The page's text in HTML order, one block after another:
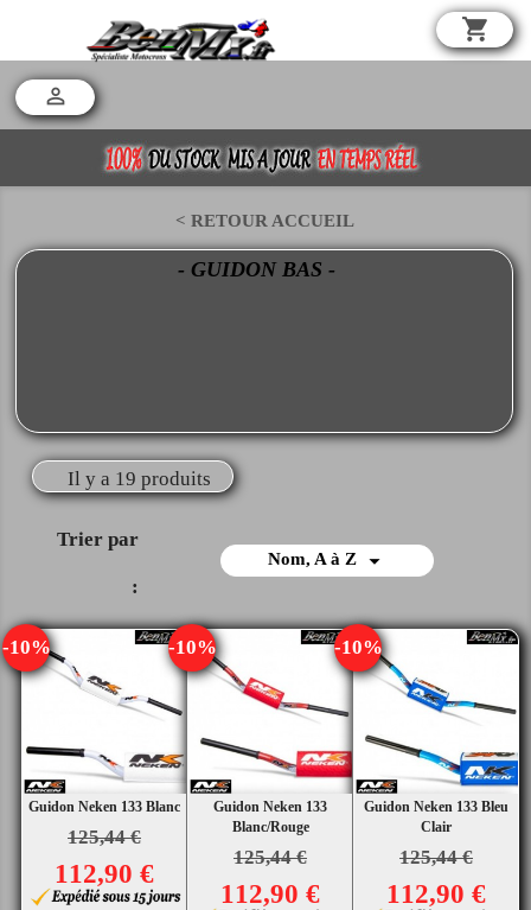
shopping_cart

< RETOUR ACCUEIL
- GUIDON BAS -
Il y a 19 produits
Trier par
:
Nom, A à Z 
Guidon Neken 133 Blanc
125,44 €
-10%
112,90 €
Guidon Neken 133
Blanc/Rouge
125,44 €
-10%
112,90 €
Guidon Neken 133 Bleu
Clair
125,44 €
-10%
112,90 €